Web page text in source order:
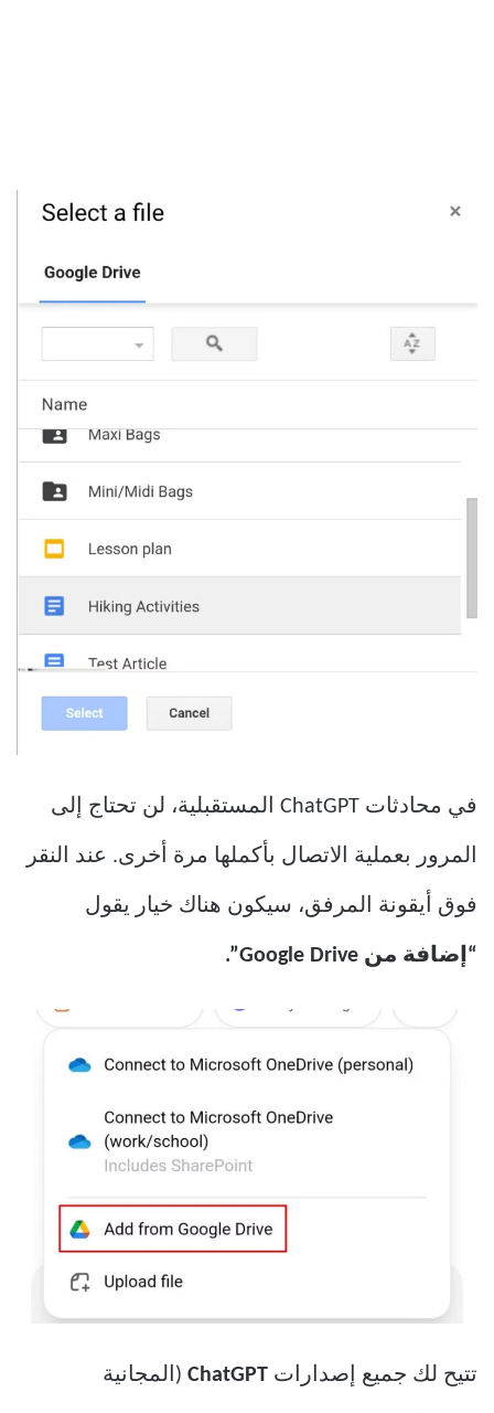
في محادثات ChatGPT المستقبلية، لن تحتاج إلى
المرور بعملية الاتصال بأكملها مرة أخرى. عند النقر
فوق أيقونة المرفق، سيكون هناك خيار يقول
“إضافة من Google Drive”.
تتيح لك جميع إصدارات ChatGPT (المجانية